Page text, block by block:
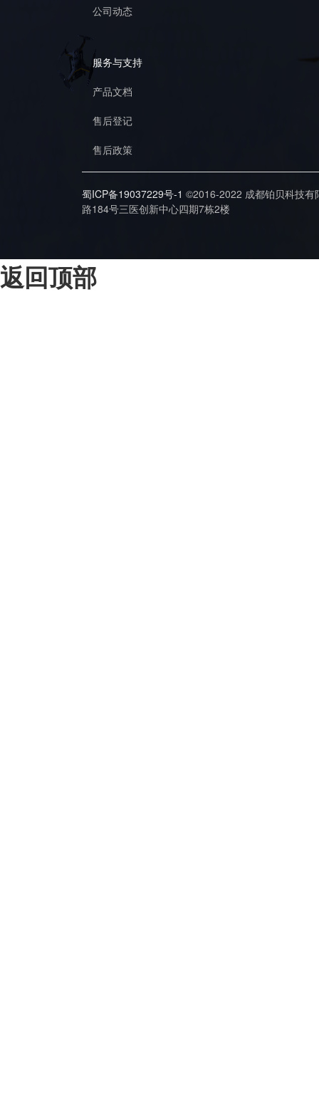
公司动态
服务与支持
产品文档
售后登记
售后政策
蜀ICP备19037229号-1 ©2016-2022 成都铂贝科技
路184号三医创新中心四期7栋2楼
返回顶部